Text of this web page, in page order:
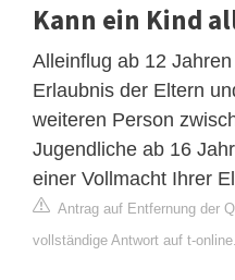
Kann ein Kind
Alleinflug ab 12
Erlaubnis der Eltern
weiteren Person
Jugendliche ab 16
einer Vollmacht Ihrer
Antrag auf Entfernung der
vollständige Antwort auf t-